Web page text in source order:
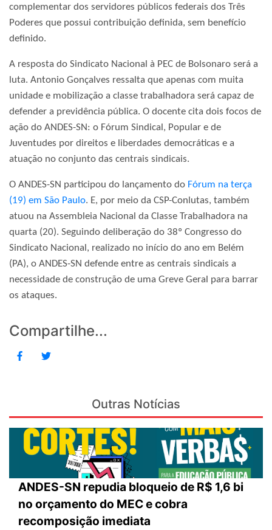
complementar dos servidores públicos federais dos Três
Poderes que possui contribuição definida, sem benefício
definido.
A resposta do Sindicato Nacional à PEC de Bolsonaro será a
luta. Antonio Gonçalves ressalta que apenas com muita
unidade e mobilização a classe trabalhadora será capaz de
defender a previdência pública. O docente cita dois focos de
ação do ANDES-SN: o Fórum Sindical, Popular e de
Juventudes por direitos e liberdades democráticas e a
atuação no conjunto das centrais sindicais.
O ANDES-SN participou do lançamento do Fórum na terça
(19) em São Paulo. E, por meio da CSP-Conlutas, também
atuou na Assembleia Nacional da Classe Trabalhadora na
quarta (20). Seguindo deliberação do 38º Congresso do
Sindicato Nacional, realizado no início do ano em Belém
(PA), o ANDES-SN defende entre as centrais sindicais a
necessidade de construção de uma Greve Geral para barrar
os ataques.
Compartilhe...
Outras Notícias
ANDES-SN repudia bloqueio de R$ 1,6 bi
no orçamento do MEC e cobra
recomposição imediata